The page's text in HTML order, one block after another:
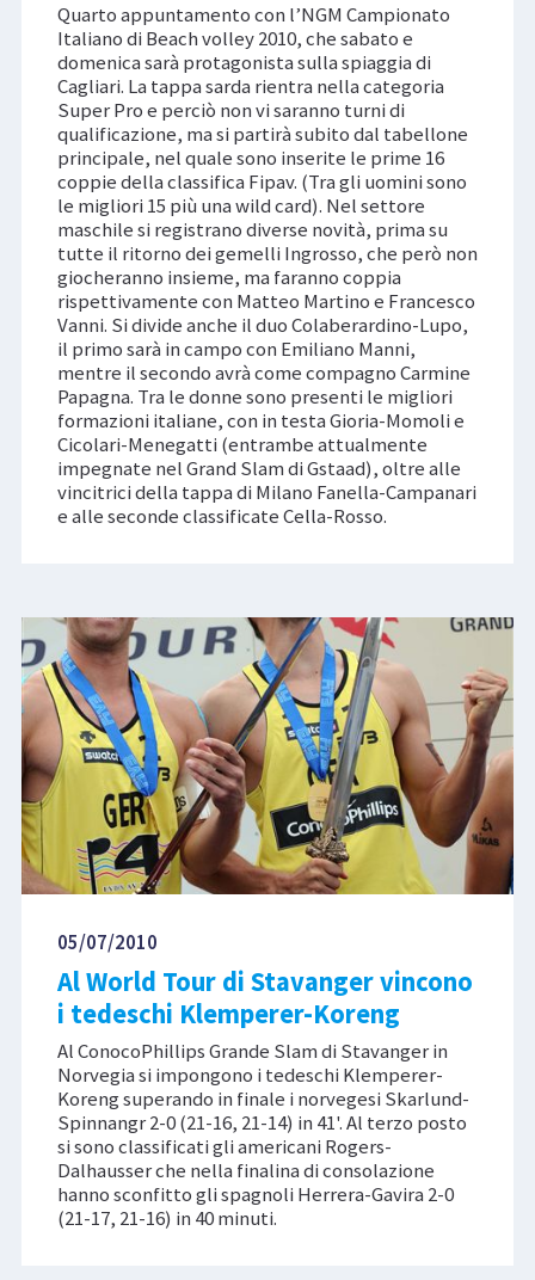
Quarto appuntamento con l’NGM Campionato
Italiano di Beach volley 2010, che sabato e
domenica sarà protagonista sulla spiaggia di
Cagliari. La tappa sarda rientra nella categoria
Super Pro e perciò non vi saranno turni di
qualificazione, ma si partirà subito dal tabellone
principale, nel quale sono inserite le prime 16
coppie della classifica Fipav. (Tra gli uomini sono
le migliori 15 più una wild card). Nel settore
maschile si registrano diverse novità, prima su
tutte il ritorno dei gemelli Ingrosso, che però non
giocheranno insieme, ma faranno coppia
rispettivamente con Matteo Martino e Francesco
Vanni. Si divide anche il duo Colaberardino-Lupo,
il primo sarà in campo con Emiliano Manni,
mentre il secondo avrà come compagno Carmine
Papagna. Tra le donne sono presenti le migliori
formazioni italiane, con in testa Gioria-Momoli e
Cicolari-Menegatti (entrambe attualmente
impegnate nel Grand Slam di Gstaad), oltre alle
vincitrici della tappa di Milano Fanella-Campanari
e alle seconde classificate Cella-Rosso.
05/07/2010
Al World Tour di Stavanger vincono
i tedeschi Klemperer-Koreng
Al ConocoPhillips Grande Slam di Stavanger in
Norvegia si impongono i tedeschi Klemperer-
Koreng superando in finale i norvegesi Skarlund-
Spinnangr 2-0 (21-16, 21-14) in 41'. Al terzo posto
si sono classificati gli americani Rogers-
Dalhausser che nella finalina di consolazione
hanno sconfitto gli spagnoli Herrera-Gavira 2-0
(21-17, 21-16) in 40 minuti.